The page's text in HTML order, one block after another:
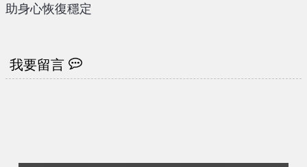
助身心恢復穩定
我要留言